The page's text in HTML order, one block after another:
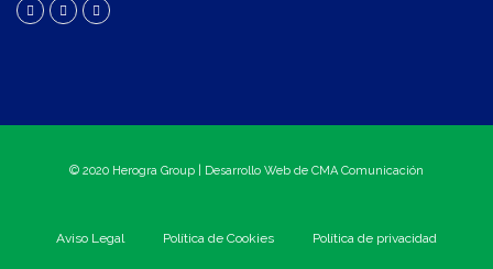
© 2020 Herogra Group | Desarrollo Web de CMA Comunicación
Aviso Legal Política de Cookies Política de privacidad